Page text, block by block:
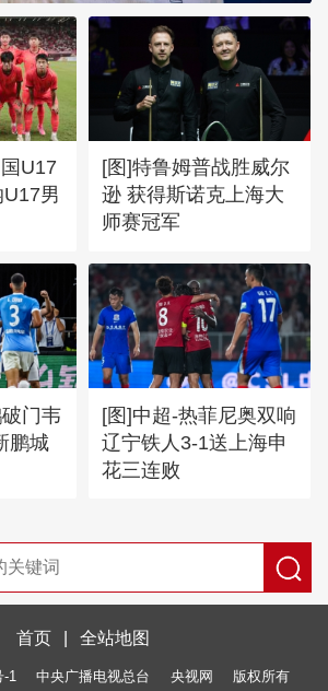
U17
男
[图]特鲁姆普战胜威尔
逊 获得斯诺克上海大
师赛冠军
门韦
鹏城
[图]中超-热菲尼奥双响
辽宁铁人3-1送上海申
花三连败
首页 全站地图
1 中央广播电视总台 央视网 版权所有